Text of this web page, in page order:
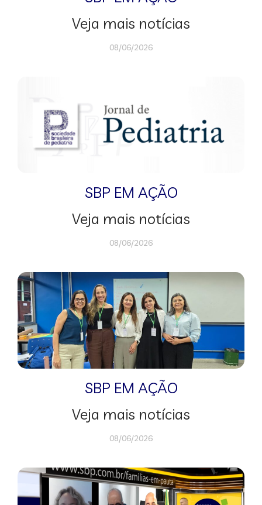
Veja mais notícias
08/06/2026
SBP EM AÇÃO
Veja mais notícias
08/06/2026
SBP EM AÇÃO
Veja mais notícias
08/06/2026